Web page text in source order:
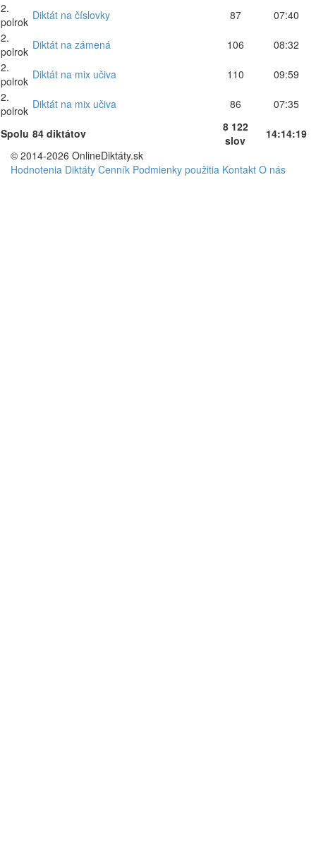
2.
polrok Diktát na číslovky 87
07:40
2.
polrok Diktát na zámená 106
08:32
2.
polrok Diktát na mix učiva 110
09:59
2.
polrok Diktát na mix učiva 86 07:35
Spolu 84 diktátov
8 122
slov
14:14:19
© 2014-2026 OnlineDiktáty.sk
Hodnotenia Diktáty Cenník Podmienky použitia Kontakt O nás